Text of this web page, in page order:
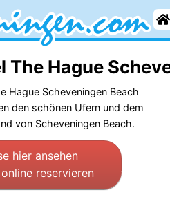
The Hague
Hague Scheveningen Beach
den schönen Ufern und dem
von Scheveningen Beach.
hier ansehen
reservieren